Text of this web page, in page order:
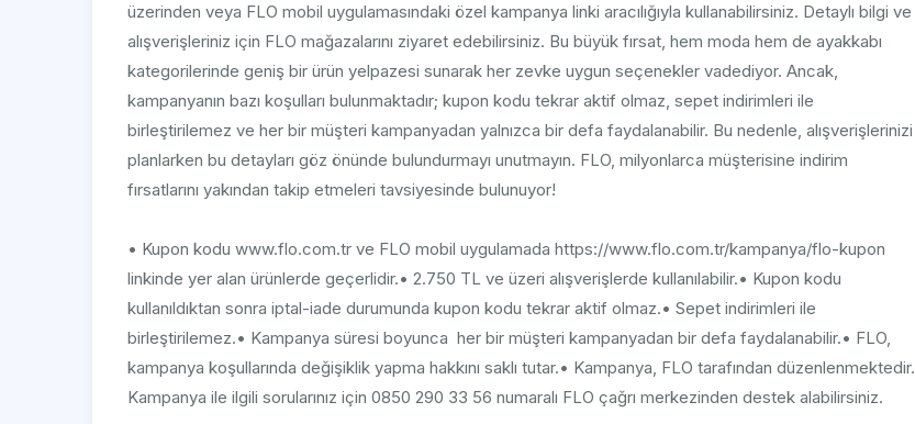
üzerinden veya FLO mobil uygulamasındaki özel kampanya linki aracılığıyla kullanabilirsiniz. Detaylı bilgi ve
alışverişleriniz için FLO mağazalarını ziyaret edebilirsiniz. Bu büyük fırsat, hem moda hem de ayakkabı
kategorilerinde geniş bir ürün yelpazesi sunarak her zevke uygun seçenekler vadediyor. Ancak,
kampanyanın bazı koşulları bulunmaktadır; kupon kodu tekrar aktif olmaz, sepet indirimleri ile
birleştirilemez ve her bir müşteri kampanyadan yalnızca bir defa faydalanabilir. Bu nedenle, alışverişlerinizi
planlarken bu detayları göz önünde bulundurmayı unutmayın. FLO, milyonlarca müşterisine indirim
fırsatlarını yakından takip etmeleri tavsiyesinde bulunuyor!
• Kupon kodu www.flo.com.tr ve FLO mobil uygulamada https://www.flo.com.tr/kampanya/flo-kupon​
linkinde yer alan ürünlerde geçerlidir.• 2.750 TL ve üzeri alışverişlerde kullanılabilir.• Kupon kodu
kullanıldıktan sonra iptal-iade durumunda kupon kodu tekrar aktif olmaz.• Sepet indirimleri ile
birleştirilemez.• Kampanya süresi boyunca her bir müşteri kampanyadan bir defa faydalanabilir.• FLO,
kampanya koşullarında değişiklik yapma hakkını saklı tutar.• Kampanya, FLO tarafından düzenlenmektedir.
Kampanya ile ilgili sorularınız için 0850 290 33 56 numaralı FLO çağrı merkezinden destek alabilirsiniz.